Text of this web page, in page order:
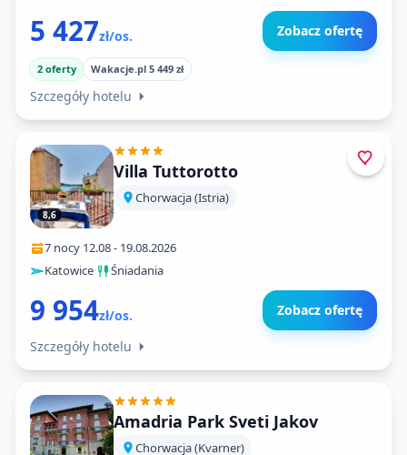
5 427zł/os. Zobacz ofertę
2 oferty Wakacje.pl 5 449 zł
Szczegóły hotelu
8,6
Villa Tuttorotto
Chorwacja (Istria)
7 nocy·12.08- 19.08.2026
Katowice· Śniadania
9 954zł/os. Zobacz ofertę
Szczegóły hotelu
Amadria Park Sveti Jakov
Chorwacja (Kvarner)